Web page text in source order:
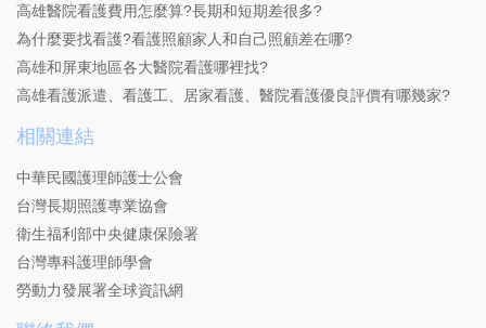
高雄醫院看護費用怎麼算?長期和短期差很多?
為什麼要找看護?看護照顧家人和自己照顧差在哪?
高雄和屏東地區各大醫院看護哪裡找?
高雄看護派遣、看護工、居家看護、醫院看護優良評價有哪幾家?
相關連結
中華民國護理師護士公會
台灣長期照護專業協會
衛生福利部中央健康保險署
台灣專科護理師學會
勞動力發展署全球資訊網